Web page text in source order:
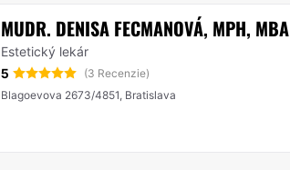
MUDR. DENISA FECMANOVÁ, MPH, MBA
Estetický lekár
5
(3 Recenzie)
Blagoevova 2673/4851, Bratislava